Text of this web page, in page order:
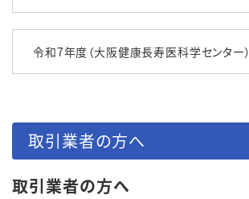
令和7年度（大阪健康長寿医科学センター）
取引業者の方へ
取引業者の方へ